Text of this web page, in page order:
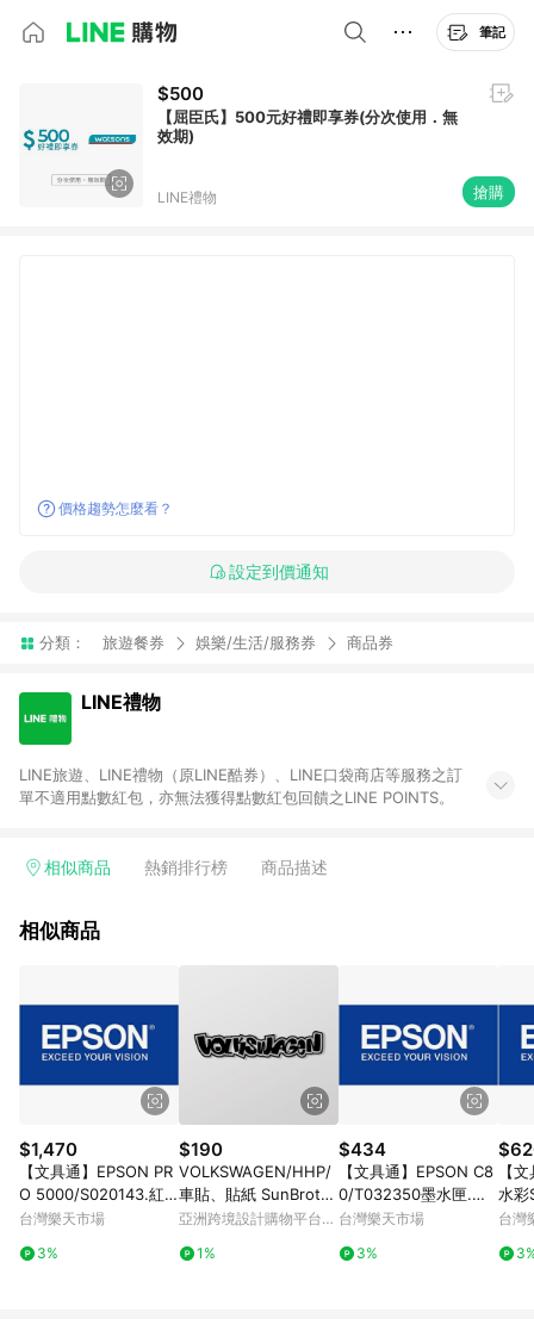
筆記
$500
【屈臣氏】500元好禮即享券(分次使用．無
效期)
LINE禮物 搶購
價格趨勢怎麼看？
設定到價通知
分類： 旅遊餐券 娛樂/生活/服務券 商品券
LINE禮物
LINE旅遊、LINE禮物（原LINE酷券）、LINE口袋商店等服務之訂
單不適用點數紅包，亦無法獲得點數紅包回饋之LINE POINTS。
相似商品 熱銷排行榜 商品描述
相似商品
$1,470
【文具通】EPSON PR
O 5000/S020143.紅 R
1010263【APP滿額下
高1500點)】8/31止
台灣樂天市場
3%
$190
VOLKSWAGEN/HHP/
車貼、貼紙 SunBroth
er孫氏兄弟
亞洲跨境設計購物平台
1%
$434
【文具通】EPSON C8
0/T032350墨水匣.紅
R1010200【APP滿額
最高1500點)】8/31止
台灣樂天市場
3%
【
水彩
最
台灣